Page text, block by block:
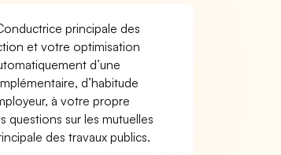
principale des
et votre optimisation
d’une
d’habitude
à votre propre
questions sur les mutuelles
des travaux publics.